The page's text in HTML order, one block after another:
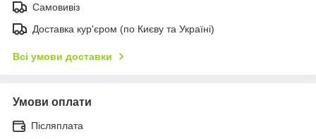
Самовивіз
Доставка кур'єром (по Києву та Україні)
Всі умови доставки
Умови оплати
Післяплата